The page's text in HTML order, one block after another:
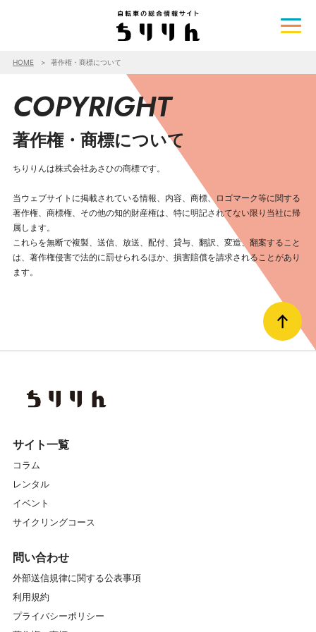
HOME 著作権・商標について
COPYRIGHT
著作権・商標について
ちりりんは株式会社あさひの商標です。
当ウェブサイトに掲載されている情報、内容、商標、ロゴマーク等に関する
著作権、商標権、その他の知的財産権は、特に明記されてない限り当社に帰
属します。
これらを無断で複製、送信、放送、配付、貸与、翻訳、変造、翻案すること
は、著作権侵害で法的に罰せられるほか、損害賠償を請求されることがあり
ます。
サイト一覧
コラム
レンタル
イベント
サイクリングコース
問い合わせ
外部送信規律に関する公表事項
利用規約
プライバシーポリシー